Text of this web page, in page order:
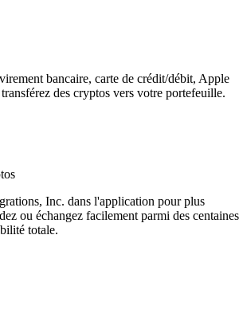
bancaire, carte de crédit/débit, Apple
des cryptos vers votre portefeuille.
Inc. dans l'application pour plus
ou échangez facilement parmi des centaines
totale.